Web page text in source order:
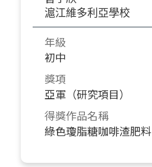
滬江維多利亞學校
年級
初中
獎項
亞軍（研究項目）
得獎作品名稱
綠色瓊脂糖咖啡渣肥料